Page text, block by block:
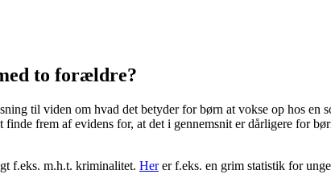
to forældre?
til viden om hvad det betyder for børn at vokse op hos en
frem af evidens for, at det i gennemsnit er dårligere for
f.eks. m.h.t. kriminalitet. Herer f.eks. en grim statistik for